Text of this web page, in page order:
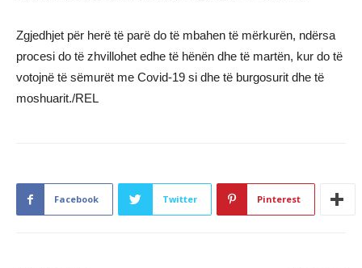
Zgjedhjet për herë të parë do të mbahen të mërkurën, ndërsa
procesi do të zhvillohet edhe të hënën dhe të martën, kur do të
votojnë të sëmurët me Covid-19 si dhe të burgosurit dhe të
moshuarit./REL
Facebook Twitter Pinterest